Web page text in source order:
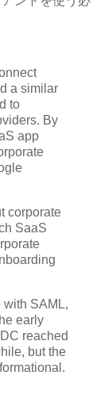
a similar
to
By
app
corporate
SaaS
with SAML,
early
reached
but the